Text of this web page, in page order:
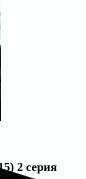
2 серия